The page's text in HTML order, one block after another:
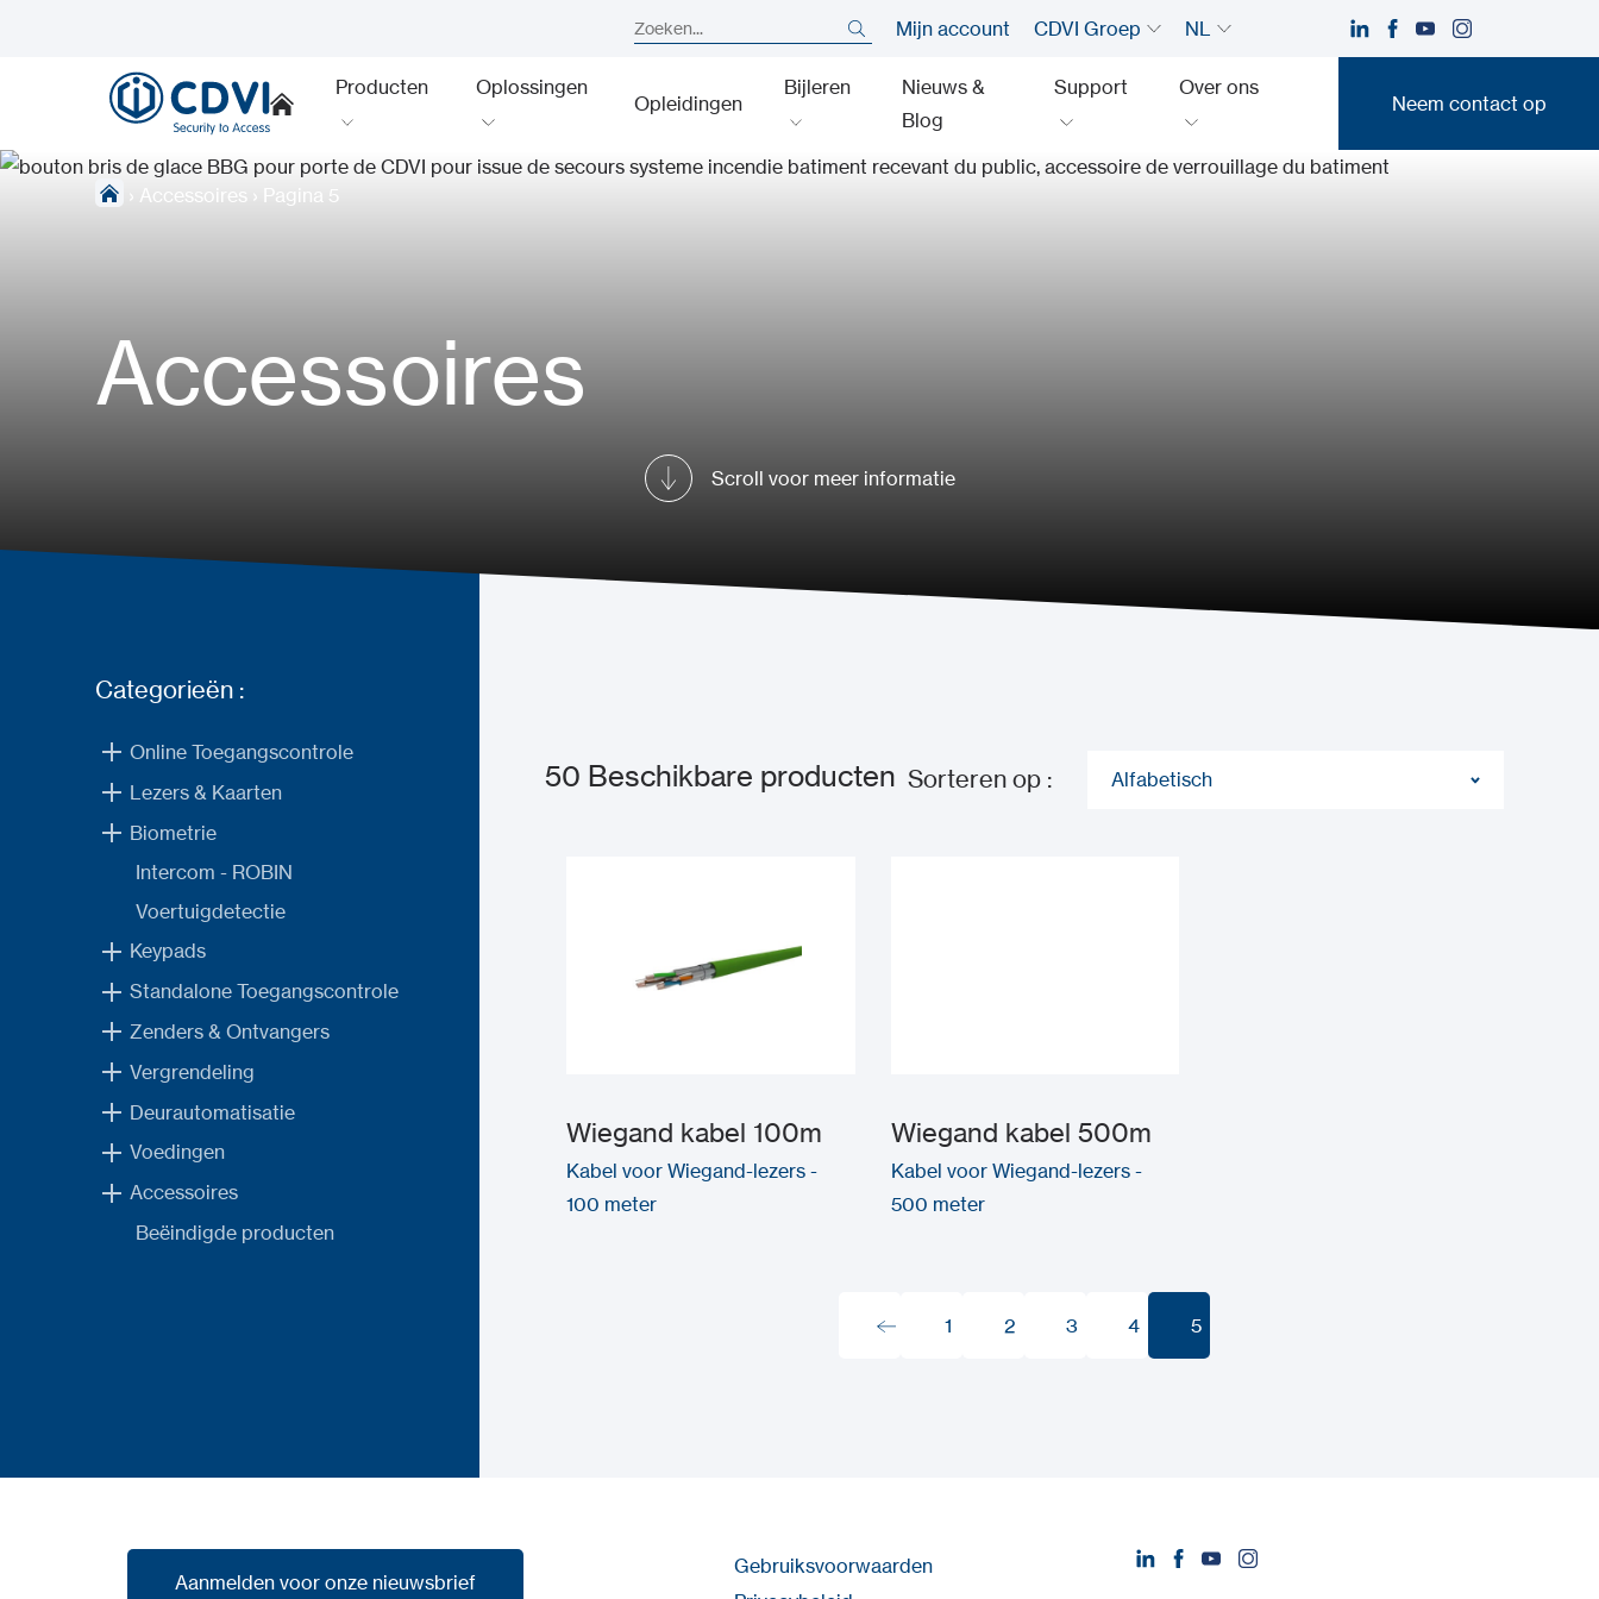
Mijn account CDVI Groep NL
Producten Oplossingen
Opleidingen
Bijleren
Nieuws &
Blog
Support Over ons
Neem contact op
› Accessoires › Pagina 5
Accessoires
Scroll voor meer informatie
Categorieën :
Online Toegangscontrole
Lezers & Kaarten
Biometrie
Intercom - ROBIN
Voertuigdetectie
Keypads
Standalone Toegangscontrole
Zenders & Ontvangers
Vergrendeling
Deurautomatisatie
Voedingen
Accessoires
Beëindigde producten
50 Beschikbare producten Sorteren op : Alfabetisch
Wiegand kabel 100m
Kabel voor Wiegand-lezers -
100 meter
Wiegand kabel 500m
Kabel voor Wiegand-lezers -
500 meter
1 2 3 4 5
Aanmelden voor onze nieuwsbrief
Gebruiksvoorwaarden